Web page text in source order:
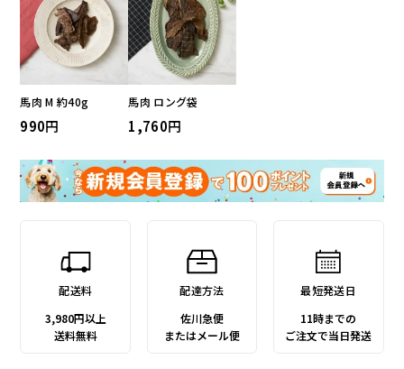
馬肉 M 約40g
990
馬肉 ロング袋
1,760
配送料
3,980円以上
送料無料
配達方法
佐川急便
またはメール便
最短発送日
11時までの
ご注文で当日発送